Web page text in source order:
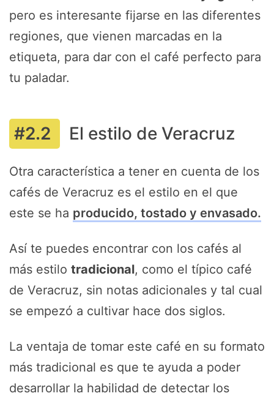
pero es interesante fijarse en las diferentes
regiones, que vienen marcadas en la
etiqueta, para dar con el café perfecto para
tu paladar.
El estilo de Veracruz
Otra característica a tener en cuenta de los
cafés de Veracruz es el estilo en el que
este se ha producido, tostado y envasado.
Así te puedes encontrar con los cafés al
más estilo tradicional, como el típico café
de Veracruz, sin notas adicionales y tal cual
se empezó a cultivar hace dos siglos.
La ventaja de tomar este café en su formato
más tradicional es que te ayuda a poder
desarrollar la habilidad de detectar los